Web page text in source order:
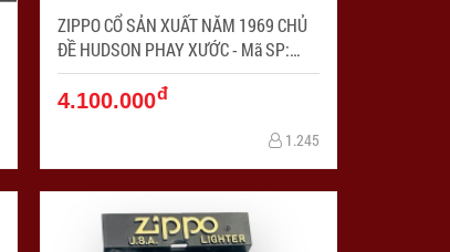
ZIPPO CỔ SẢN XUẤT NĂM 1969 CHỦ
ĐỀ HUDSON PHAY XƯỚC - Mã SP:
ZPC4257-13
4.100.000đ
1.245